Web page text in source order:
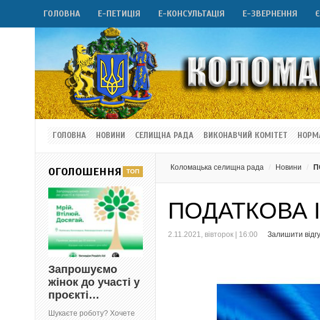
ГОЛОВНА Е-ПЕТИЦІЯ Е-КОНСУЛЬТАЦІЯ Е-ЗВЕРНЕННЯ
ГОЛОВНА НОВИНИ СЕЛИЩНА РАДА ВИКОНАВЧИЙ КОМІТЕТ
Коломацька селищна рада Новини
ПОДАТКОВА
2.11.2021, вівторок | 16:00 Залишити
ОГОЛОШЕННЯ
Запрошуємо
жінок до участі у
проєкті…
Шукаєте роботу? Хочете